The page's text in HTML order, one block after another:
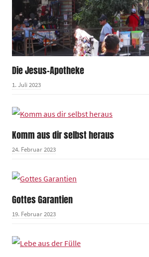
Die Jesus-Apotheke
1. Juli 2023
Komm aus dir selbst heraus
24. Februar 2023
Gottes Garantien
19. Februar 2023